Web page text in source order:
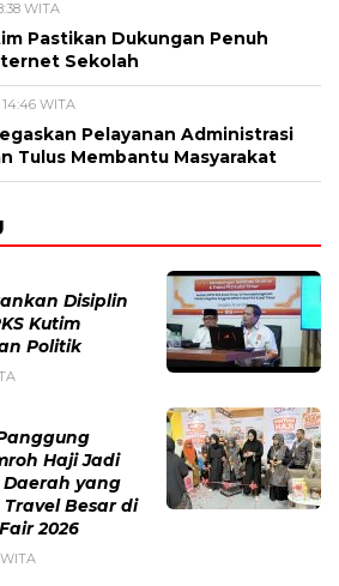
WITA
Pastikan Dukungan Penuh
Sekolah
WITA
Pelayanan Administrasi
Tulus Membantu Masyarakat
Disiplin
Kutim
Politik
Haji Jadi
Daerah yang
Besar di
2026